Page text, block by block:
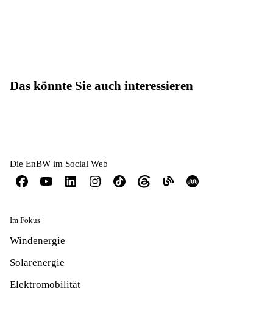
Das könnte Sie auch interessieren
Die EnBW im Social Web
Im Fokus
Windenergie
Solarenergie
Elektromobilität